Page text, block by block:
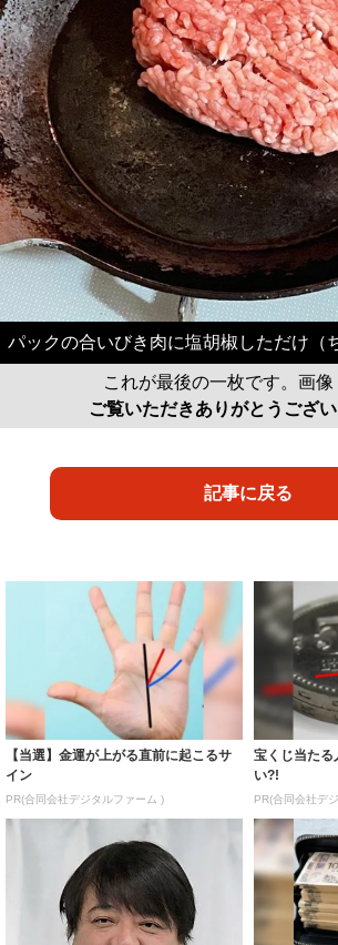
パックの合いびき肉に塩胡椒しただけ（
これが最後の一枚です。画像
ご覧いただきありがとうござい
記事に戻る
【当選】金運が上がる直前に起こるサ
イン
PR(合同会社デジタルファーム )
宝くじ当たる
い?!
PR(合同会社デ